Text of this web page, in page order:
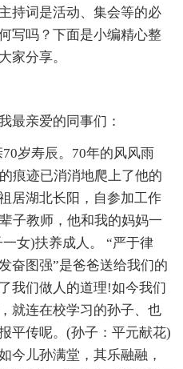
持词是活动、集会等的必
写吗？下面是小编精心整
家分享。
最亲爱的同事们：
岁寿辰。70年的风风雨
痕迹已消消地爬上了他的
居湖北长阳，自参加工作
子教师，他和我的妈妈一
女)扶养成人。 “严于律
奋图强”是爸爸送给我们的
我们做人的道理!如今我们
就连在校学习的孙子、也
平传呢。(孙子：平元献花)
今儿孙满堂，其乐融融，